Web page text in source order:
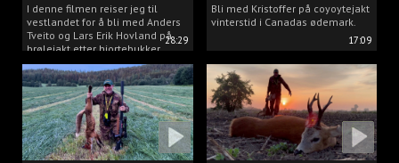
28:29
I denne filmen reiser jeg til
vestlandet for å bli med Anders
Tveito og Lars Erik Hovland på
brølejakt etter hjortebukker.
17:09
Bli med Kristoffer på coyoytejakt
vinterstid i Canadas ødemark.